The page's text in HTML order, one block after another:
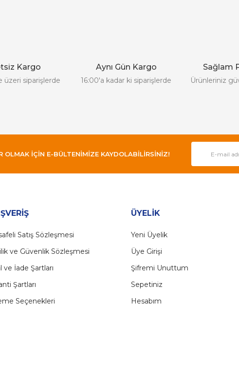
Kargo
üzeri siparişlerde
Aynı Gün Kargo
16:00'a kadar ki siparişlerde
Sağlam
Ürünleriniz
OLMAK İÇİN E-BÜLTENİMİZE KAYDOLABİLİRSİNİZ!
Satış Sözleşmesi
ve Güvenlik Sözleşmesi
ve İade Şartları
Şartları
Seçenekleri
ÜYELİK
Yeni Üyelik
Üye Girişi
Şifremi Unuttum
Sepetiniz
Hesabım